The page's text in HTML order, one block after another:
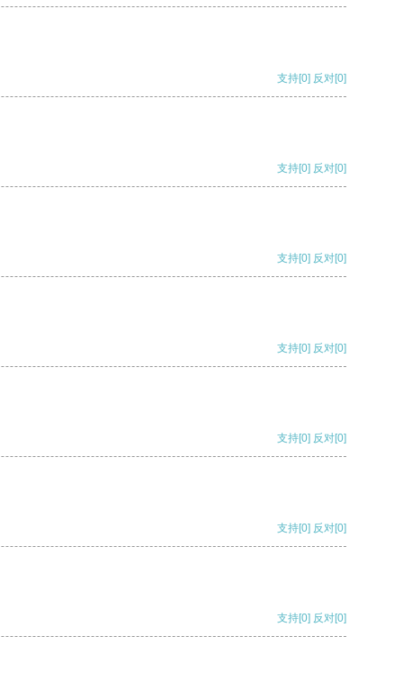
支持[0] 反对[0]
支持[0] 反对[0]
支持[0] 反对[0]
支持[0] 反对[0]
支持[0] 反对[0]
支持[0] 反对[0]
支持[0] 反对[0]